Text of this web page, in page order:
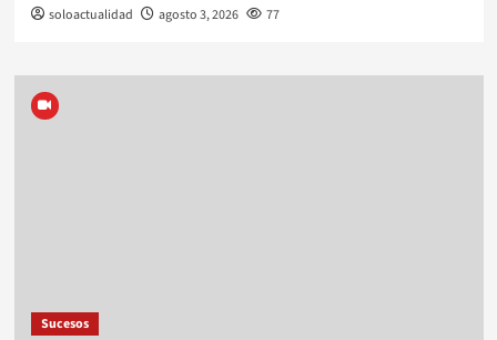
soloactualidad agosto 3, 2026 77
Sucesos